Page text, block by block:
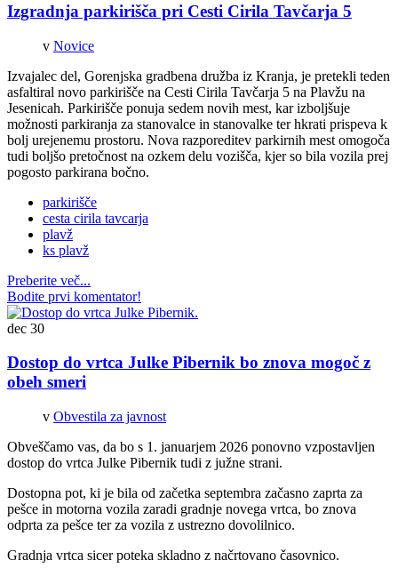
Izgradnja parkirišča pri Cesti Cirila Tavčarja 5
v Novice
Izvajalec del, Gorenjska gradbena družba iz Kranja, je pretekli teden
asfaltiral novo parkirišče na Cesti Cirila Tavčarja 5 na Plavžu na
Jesenicah. Parkirišče ponuja sedem novih mest, kar izboljšuje
možnosti parkiranja za stanovalce in stanovalke ter hkrati prispeva k
bolj urejenemu prostoru. Nova razporeditev parkirnih mest omogoča
tudi boljšo pretočnost na ozkem delu vozišča, kjer so bila vozila prej
pogosto parkirana bočno.
parkirišče
cesta cirila tavcarja
plavž
ks plavž
Preberite več...
Bodite prvi komentator!
dec 30
Dostop do vrtca Julke Pibernik bo znova mogoč z
obeh smeri
v Obvestila za javnost
Obveščamo vas, da bo s 1. januarjem 2026 ponovno vzpostavljen
dostop do vrtca Julke Pibernik tudi z južne strani.
Dostopna pot, ki je bila od začetka septembra začasno zaprta za
pešce in motorna vozila zaradi gradnje novega vrtca, bo znova
odprta za pešce ter za vozila z ustrezno dovolilnico.
Gradnja vrtca sicer poteka skladno z načrtovano časovnico.